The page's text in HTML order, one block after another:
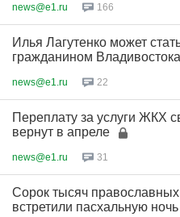
news@e1.ru 166
Илья Лагутенко может
гражданином Владивостока
news@e1.ru 22
Переплату за услуги ЖКХ
вернут в апреле
news@e1.ru 31
Сорок тысяч
встретили пасхальную